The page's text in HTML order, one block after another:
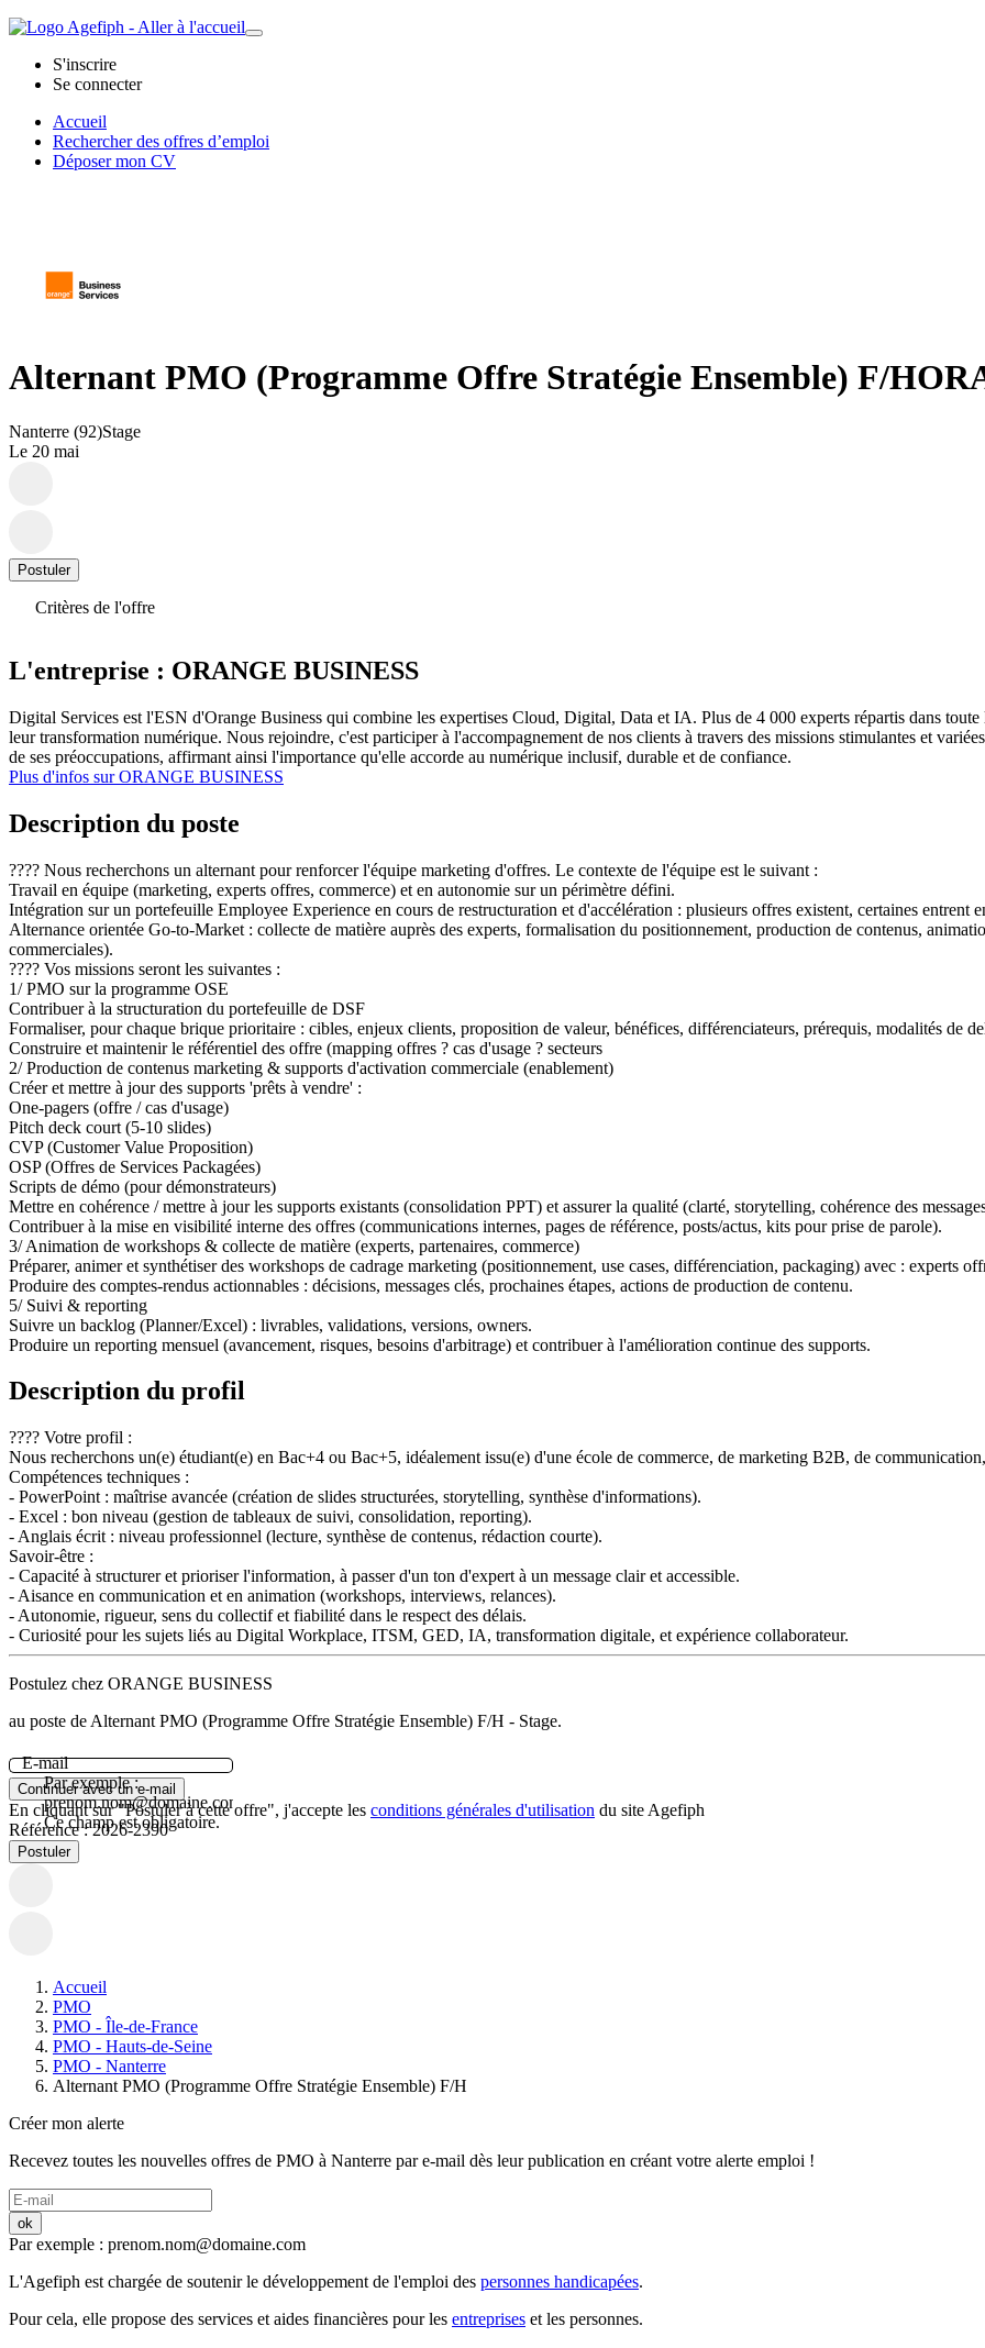
S'inscrire
Se connecter
Accueil
Rechercher des offres d’emploi
Déposer mon CV
Alternant PMO (Programme Offre Stratégie Ensemble) F/H
Nanterre (92)Stage
Le 20 mai
Postuler
Critères de l'offre
L'entreprise : ORANGE BUSINESS
Digital Services est l'ESN d'Orange Business qui combine les expertises Cloud, Digital, Data et IA. Plus de 4 000 experts répartis dans
leur transformation numérique. Nous rejoindre, c'est participer à l'accompagnement de nos clients à travers des missions stimulantes et
de ses préoccupations, affirmant ainsi l'importance qu'elle accorde au numérique inclusif, durable et de confiance.
Plus d'infos sur ORANGE BUSINESS
Description du poste
???? Nous recherchons un alternant pour renforcer l'équipe marketing d'offres. Le contexte de l'équipe est le suivant :
Travail en équipe (marketing, experts offres, commerce) et en autonomie sur un périmètre défini.
Intégration sur un portefeuille Employee Experience en cours de restructuration et d'accélération : plusieurs offres existent, certaines entrent
Alternance orientée Go-to-Market : collecte de matière auprès des experts, formalisation du positionnement, production de contenus,
commerciales).
???? Vos missions seront les suivantes :
1/ PMO sur la programme OSE
Contribuer à la structuration du portefeuille de DSF
Formaliser, pour chaque brique prioritaire : cibles, enjeux clients, proposition de valeur, bénéfices, différenciateurs, prérequis, modalités de
Construire et maintenir le référentiel des offre (mapping offres ? cas d'usage ? secteurs
2/ Production de contenus marketing & supports d'activation commerciale (enablement)
Créer et mettre à jour des supports 'prêts à vendre' :
One-pagers (offre / cas d'usage)
Pitch deck court (5-10 slides)
CVP (Customer Value Proposition)
OSP (Offres de Services Packagées)
Scripts de démo (pour démonstrateurs)
Mettre en cohérence / mettre à jour les supports existants (consolidation PPT) et assurer la qualité (clarté, storytelling, cohérence des
Contribuer à la mise en visibilité interne des offres (communications internes, pages de référence, posts/actus, kits pour prise de parole).
3/ Animation de workshops & collecte de matière (experts, partenaires, commerce)
Préparer, animer et synthétiser des workshops de cadrage marketing (positionnement, use cases, différenciation, packaging) avec : experts
Produire des comptes-rendus actionnables : décisions, messages clés, prochaines étapes, actions de production de contenu.
5/ Suivi & reporting
Suivre un backlog (Planner/Excel) : livrables, validations, versions, owners.
Produire un reporting mensuel (avancement, risques, besoins d'arbitrage) et contribuer à l'amélioration continue des supports.
Description du profil
???? Votre profil :
Nous recherchons un(e) étudiant(e) en Bac+4 ou Bac+5, idéalement issu(e) d'une école de commerce, de marketing B2B, de
Compétences techniques :
- PowerPoint : maîtrise avancée (création de slides structurées, storytelling, synthèse d'informations).
- Excel : bon niveau (gestion de tableaux de suivi, consolidation, reporting).
- Anglais écrit : niveau professionnel (lecture, synthèse de contenus, rédaction courte).
Savoir-être :
- Capacité à structurer et prioriser l'information, à passer d'un ton d'expert à un message clair et accessible.
- Aisance en communication et en animation (workshops, interviews, relances).
- Autonomie, rigueur, sens du collectif et fiabilité dans le respect des délais.
- Curiosité pour les sujets liés au Digital Workplace, ITSM, GED, IA, transformation digitale, et expérience collaborateur.
Postulez chez ORANGE BUSINESS
au poste de Alternant PMO (Programme Offre Stratégie Ensemble) F/H - Stage.
E-mail
Par exemple :
prenom.nom@domaine.com.
Ce champ est obligatoire.
Continuer avec un e-mail
En cliquant sur "Postuler à cette offre", j'accepte les conditions générales d'utilisation du site Agefiph
Référence :2026-2390
Postuler
Accueil
PMO
PMO - Île-de-France
PMO - Hauts-de-Seine
PMO - Nanterre
Alternant PMO (Programme Offre Stratégie Ensemble) F/H
Créer mon alerte
Recevez toutes les nouvelles offres de PMO à Nanterre par e-mail dès leur publication en créant votre alerte emploi !
ok
Par exemple : prenom.nom@domaine.com
L'Agefiph est chargée de soutenir le développement de l'emploi des personnes handicapées.
Pour cela, elle propose des services et aides financières pour les entreprises et les personnes.